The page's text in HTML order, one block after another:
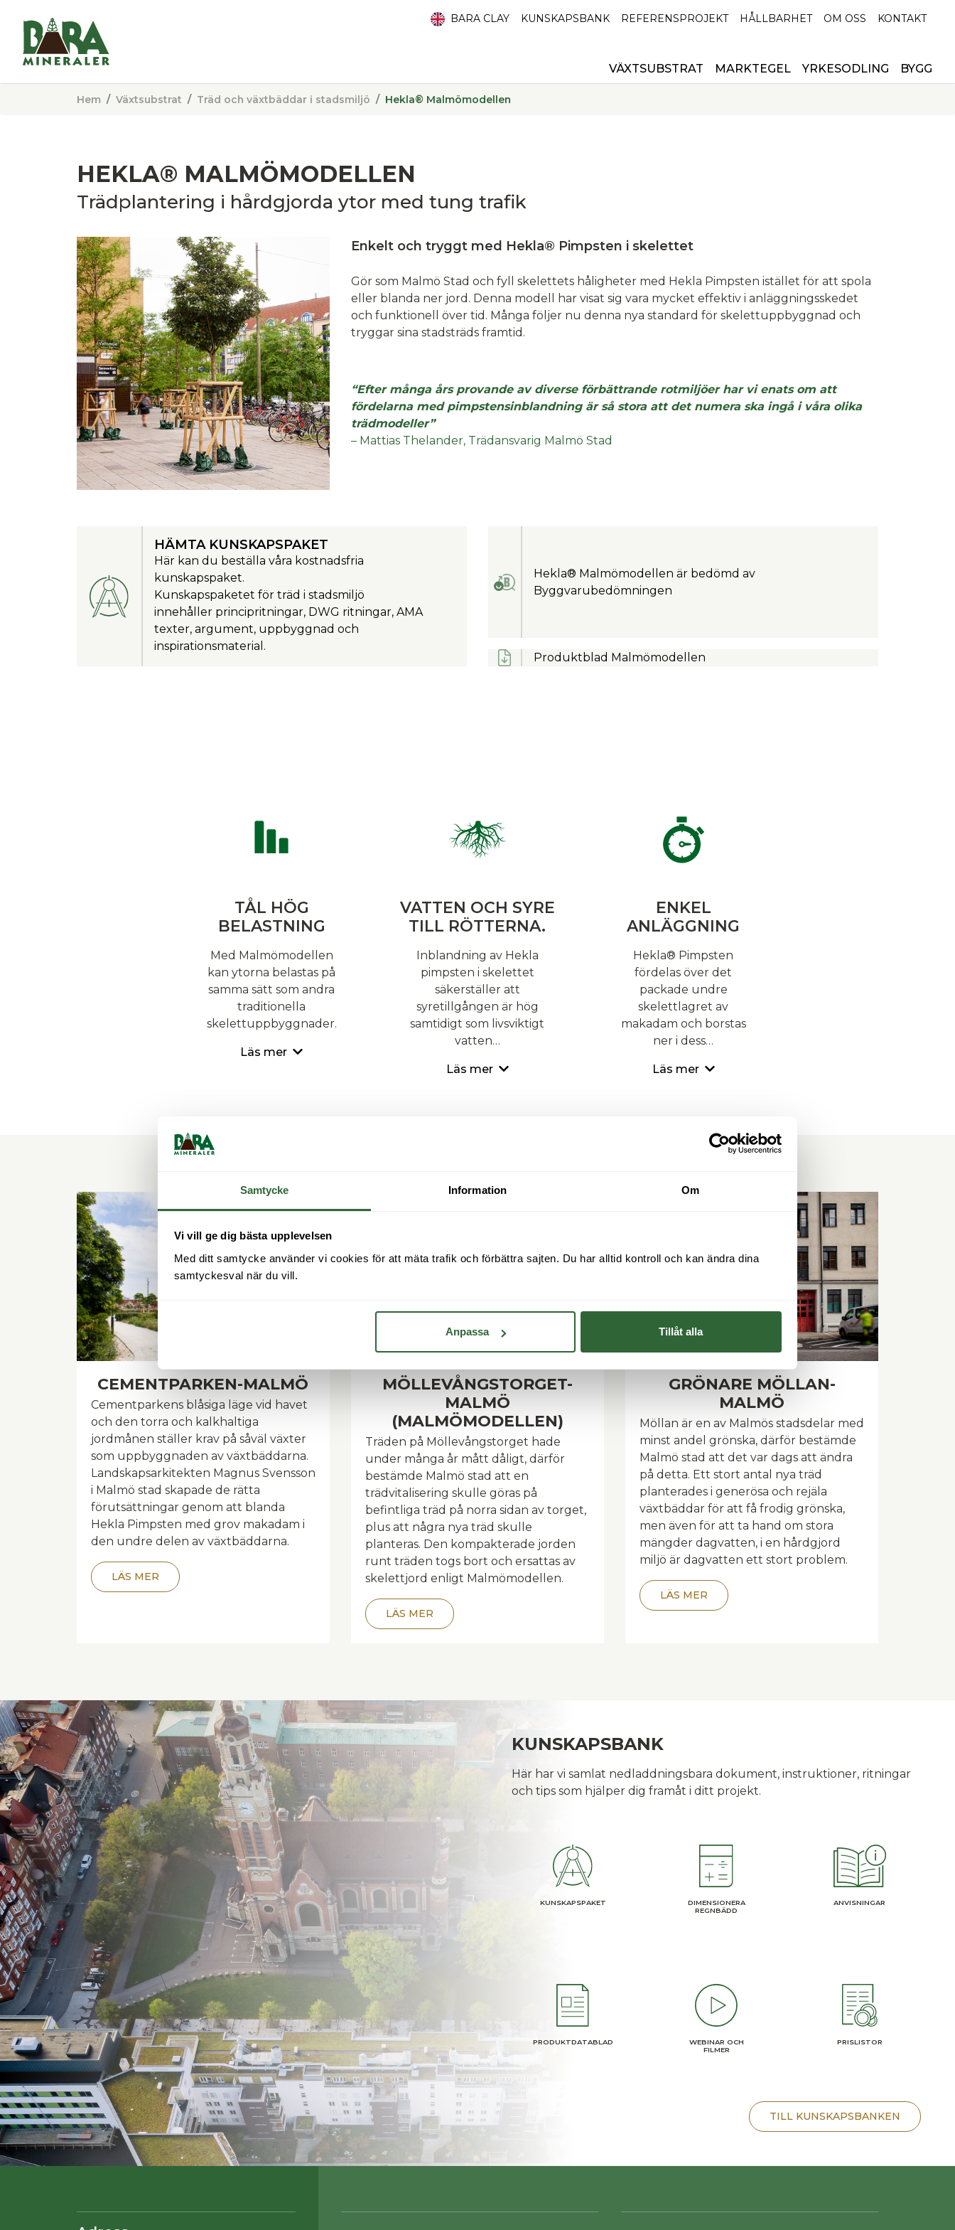
Samtycke Information Om
Vi vill ge dig bästa upplevelsen
Med ditt samtycke använder vi cookies för att mäta trafik och förbättra sajten. Du har alltid kontroll och kan ändra dina
samtyckesval när du vill.
Anpassa Tillåt alla
VÄXTSUBSTRAT MARKTEGEL YRKESODLING BYGG
BARA CLAY KUNSKAPSBANK REFERENSPROJEKT HÅLLBARHET OM OSS KONTAKT
Hem Växtsubstrat Träd och växtbäddar i stadsmiljö Hekla® Malmömodellen
HEKLA® MALMÖMODELLEN
Trädplantering i hårdgjorda ytor med tung trafik
Enkelt och tryggt med Hekla® Pimpsten i skelettet
Gör som Malmö Stad och fyll skelettets håligheter med Hekla Pimpsten istället för att spola
eller blanda ner jord. Denna modell har visat sig vara mycket effektiv i anläggningsskedet
och funktionell över tid. Många följer nu denna nya standard för skelettuppbyggnad och
tryggar sina stadsträds framtid.
“Efter många års provande av diverse förbättrande rotmiljöer har vi enats om att
fördelarna med pimpstensinblandning är så stora att det numera ska ingå i våra olika
trädmodeller”
– Mattias Thelander, Trädansvarig Malmö Stad
HÄMTA KUNSKAPSPAKET
Här kan du beställa våra kostnadsfria
kunskapspaket.
Kunskapspaketet för träd i stadsmiljö
innehåller principritningar, DWG ritningar, AMA
texter, argument, uppbyggnad och
inspirationsmaterial.
Hekla® Malmömodellen är bedömd av
Byggvarubedömningen
Produktblad Malmömodellen
TÅL HÖG
BELASTNING
Med Malmömodellen
kan ytorna belastas på
samma sätt som andra
traditionella
skelettuppbyggnader.
Läs mer
VATTEN OCH SYRE
TILL RÖTTERNA.
Inblandning av Hekla
pimpsten i skelettet
säkerställer att
syretillgången är hög
samtidigt som livsviktigt
vatten…
Läs mer
ENKEL
ANLÄGGNING
Hekla® Pimpsten
fördelas över det
packade undre
skelettlagret av
makadam och borstas
ner i dess…
Läs mer
CEMENTPARKEN-MALMÖ
Cementparkens blåsiga läge vid havet
och den torra och kalkhaltiga
jordmånen ställer krav på såväl växter
som uppbyggnaden av växtbäddarna.
Landskapsarkitekten Magnus Svensson
i Malmö stad skapade de rätta
förutsättningar genom att blanda
Hekla Pimpsten med grov makadam i
den undre delen av växtbäddarna.
LÄS MER
MÖLLEVÅNGSTORGET-
MALMÖ
(MALMÖMODELLEN)
Träden på Möllevångstorget hade
under många år mått dåligt, därför
bestämde Malmö stad att en
trädvitalisering skulle göras på
befintliga träd på norra sidan av torget,
plus att några nya träd skulle
planteras. Den kompakterade jorden
runt träden togs bort och ersattas av
skelettjord enligt Malmömodellen.
LÄS MER
GRÖNARE MÖLLAN-
MALMÖ
Möllan är en av Malmös stadsdelar med
minst andel grönska, därför bestämde
Malmö stad att det var dags att ändra
på detta. Ett stort antal nya träd
planterades i generösa och rejäla
växtbäddar för att få frodig grönska,
men även för att ta hand om stora
mängder dagvatten, i en hårdgjord
miljö är dagvatten ett stort problem.
LÄS MER
KUNSKAPSBANK
Här har vi samlat nedladdningsbara dokument, instruktioner, ritningar
och tips som hjälper dig framåt i ditt projekt.
KUNSKAPSPAKET
DIMENSIONERA
REGNBÄDD
ANVISNINGAR
PRODUKTDATABLAD
WEBINAR OCH
FILMER
PRISLISTOR
TILL KUNSKAPSBANKEN